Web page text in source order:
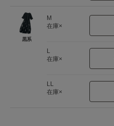
黒系
M
在庫×
L
在庫×
LL
在庫×